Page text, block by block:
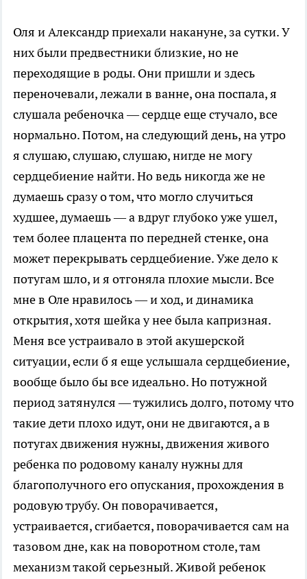
Оля и Александр приехали накануне, за сутки. У
них были предвестники близкие, но не
переходящие в роды. Они пришли и здесь
переночевали, лежали в ванне, она поспала, я
слушала ребеночка — сердце еще стучало, все
нормально. Потом, на следующий день, на утро
я слушаю, слушаю, слушаю, нигде не могу
сердцебиение найти. Но ведь никогда же не
думаешь сразу о том, что могло случиться
худшее, думаешь — а вдруг глубоко уже ушел,
тем более плацента по передней стенке, она
может перекрывать сердцебиение. Уже дело к
потугам шло, и я отгоняла плохие мысли. Все
мне в Оле нравилось — и ход, и динамика
открытия, хотя шейка у нее была капризная.
Меня все устраивало в этой акушерской
ситуации, если б я еще услышала сердцебиение,
вообще было бы все идеально. Но потужной
период затянулся — тужились долго, потому что
такие дети плохо идут, они не двигаются, а в
потугах движения нужны, движения живого
ребенка по родовому каналу нужны для
благополучного его опускания, прохождения в
родовую трубу. Он поворачивается,
устраивается, сгибается, поворачивается сам на
тазовом дне, как на поворотном столе, там
механизм такой серьезный. Живой ребенок